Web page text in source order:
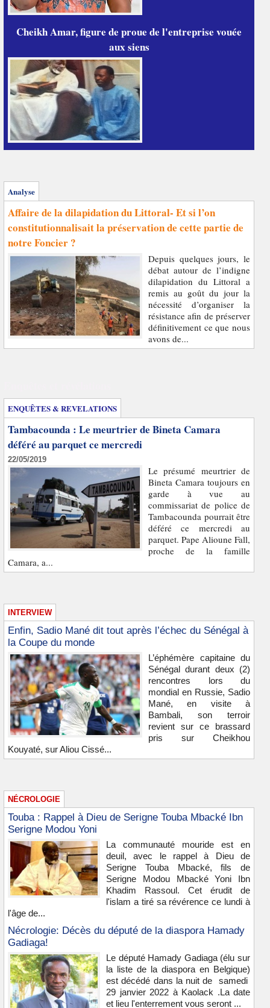
Cheikh Amar, figure de proue de l'entreprise vouée
aux siens
Analyse
Affaire de la dilapidation du Littoral- Et si l’on
constitutionnalisait la préservation de cette partie de
notre Foncier ?
Depuis quelques jours, le
débat autour de l’indigne
dilapidation du Littoral a
remis au goût du jour la
nécessité d’organiser la
résistance afin de préserver
définitivement ce que nous
avons de...
ENQUÊTES & REVELATIONS
Tambacounda : Le meurtrier de Bineta Camara
déféré au parquet ce mercredi
22/05/2019
Le présumé meurtrier de
Bineta Camara toujours en
garde à vue au
commissariat de police de
Tambacounda pourrait être
déféré ce mercredi au
parquet. Pape Alioune Fall,
proche de la famille
Camara, a...
INTERVIEW
Enfin, Sadio Mané dit tout après l’échec du Sénégal à
la Coupe du monde
L’éphémère capitaine du
Sénégal durant deux (2)
rencontres lors du
mondial en Russie, Sadio
Mané, en visite à
Bambali, son terroir
revient sur ce brassard
pris sur Cheikhou
Kouyaté, sur Aliou Cissé...
NÉCROLOGIE
Touba : Rappel à Dieu de Serigne Touba Mbacké Ibn
Serigne Modou Yoni
La communauté mouride est en
deuil, avec le rappel à Dieu de
Serigne Touba Mbacké, fils de
Serigne Modou Mbacké Yoni Ibn
Khadim Rassoul. Cet érudit de
l'islam a tiré sa révérence ce lundi à
l'âge de...
Nécrologie: Décès du député de la diaspora Hamady
Gadiaga!
Le député Hamady Gadiaga (élu sur
la liste de la diaspora en Belgique)
est décédé dans la nuit de samedi
29 janvier 2022 à Kaolack .La date
et lieu l'enterrement vous seront ...